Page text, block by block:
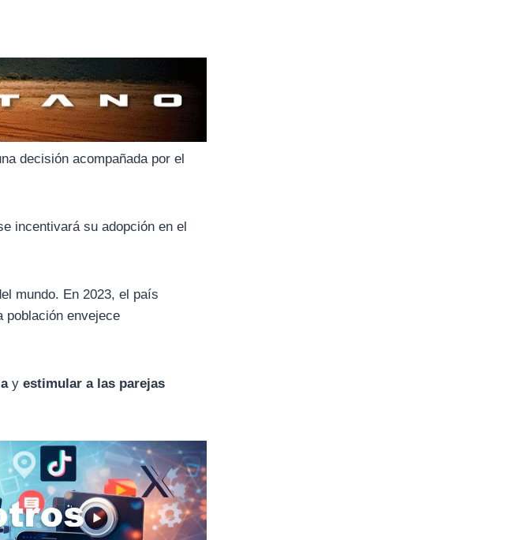
decisión acompañada por el
incentivará su adopción en el
mundo. En 2023, el país
población envejece
yestimular a las parejas